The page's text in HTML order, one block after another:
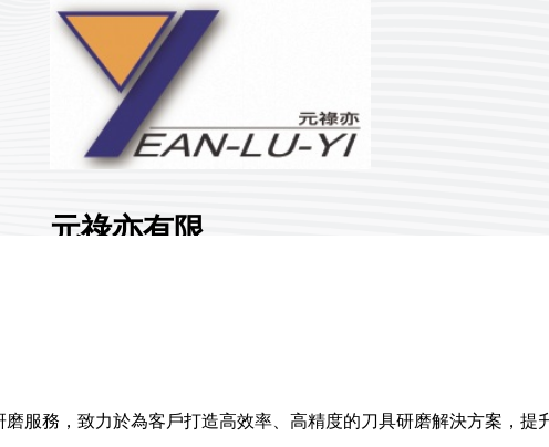
元祿亦有限
服務，致力於為客戶打造高效率、高精度的刀具研磨解決方案，提